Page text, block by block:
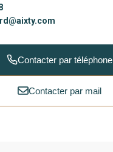
Contacter par téléphone
Contacter par mail